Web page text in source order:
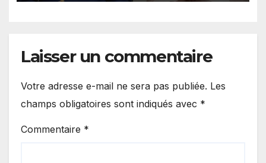
Laisser un commentaire
Votre adresse e-mail ne sera pas publiée. Les
champs obligatoires sont indiqués avec *
Commentaire *